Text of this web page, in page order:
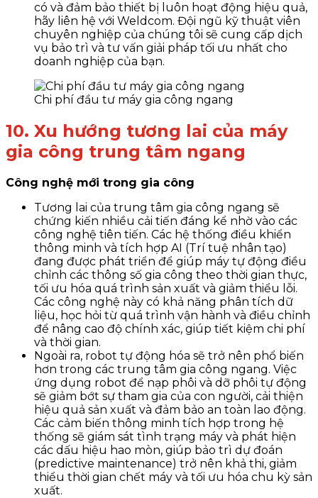
có và đảm bảo thiết bị luôn hoạt động hiệu quả,
hãy liên hệ với Weldcom. Đội ngũ kỹ thuật viên
chuyên nghiệp của chúng tôi sẽ cung cấp dịch
vụ bảo trì và tư vấn giải pháp tối ưu nhất cho
doanh nghiệp của bạn.
Chi phí đầu tư máy gia công ngang
10. Xu hướng tương lai của máy
gia công trung tâm ngang
Công nghệ mới trong gia công
Tương lai của trung tâm gia công ngang sẽ
chứng kiến nhiều cải tiến đáng kể nhờ vào các
công nghệ tiên tiến. Các hệ thống điều khiển
thông minh và tích hợp AI (Trí tuệ nhân tạo)
đang được phát triển để giúp máy tự động điều
chỉnh các thông số gia công theo thời gian thực,
tối ưu hóa quá trình sản xuất và giảm thiểu lỗi.
Các công nghệ này có khả năng phân tích dữ
liệu, học hỏi từ quá trình vận hành và điều chỉnh
để nâng cao độ chính xác, giúp tiết kiệm chi phí
và thời gian.
Ngoài ra, robot tự động hóa sẽ trở nên phổ biến
hơn trong các trung tâm gia công ngang. Việc
ứng dụng robot để nạp phôi và dỡ phôi tự động
sẽ giảm bớt sự tham gia của con người, cải thiện
hiệu quả sản xuất và đảm bảo an toàn lao động.
Các cảm biến thông minh tích hợp trong hệ
thống sẽ giám sát tình trạng máy và phát hiện
các dấu hiệu hao mòn, giúp bảo trì dự đoán
(predictive maintenance) trở nên khả thi, giảm
thiểu thời gian chết máy và tối ưu hóa chu kỳ sản
xuất.